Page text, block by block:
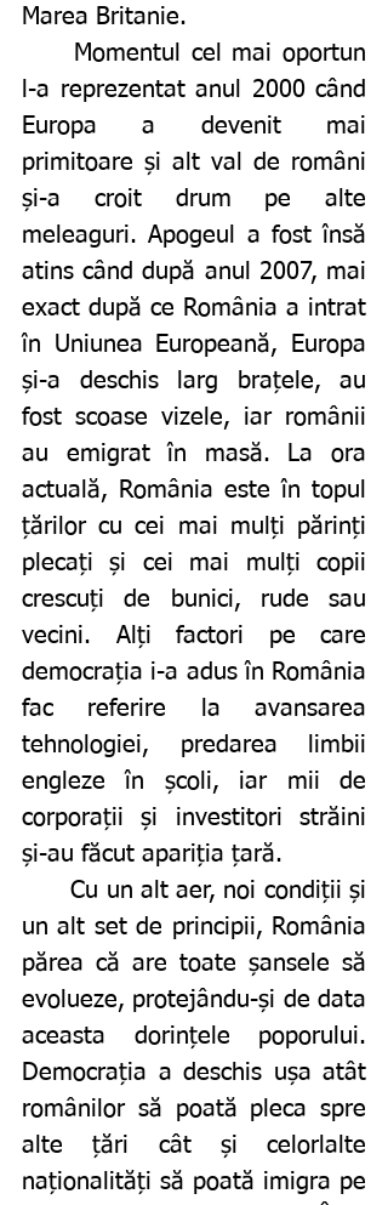
Marea Britanie.
l-a reprezentat anul 2000 când
Europa a devenit mai
primitoare și alt val de români
și-a croit drum pe alte
meleaguri. Apogeul a fost însă
atins când după anul 2007, mai
exact după ce România a intrat
în Uniunea Europeană, Europa
și-a deschis larg brațele, au
fost scoase vizele, iar românii
au emigrat în masă. La ora
actuală, România este în topul
țărilor cu cei mai mulți părinți
plecați și cei mai mulți copii
crescuți de bunici, rude sau
vecini. Alți factori pe care
democrația i-a adus în România
fac referire la avansarea
tehnologiei, predarea limbii
engleze în școli, iar mii de
corporații și investitori străini
	Cu un alt aer, noi condiții și
un alt set de principii, România
părea că are toate șansele să
evolueze, protejându-și de data
aceasta dorințele poporului.
Democrația a deschis ușa atât
românilor să poată pleca spre
alte țări cât și celorlalte
naționalități să poată imigra pe